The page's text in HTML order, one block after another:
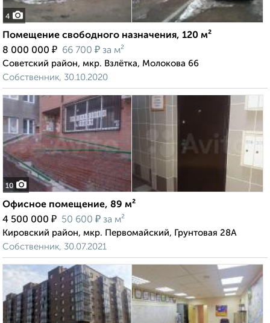
4
Помещение свободного назначения, 120 м²
8 000 000 ₽ 66 700 ₽ за м²
Советский район, мкр. Взлётка, Молокова 66
Собственник, 30.10.2020
10
Офисное помещение, 89 м²
4 500 000 ₽ 50 600 ₽ за м²
Кировский район, мкр. Первомайский, Грунтовая 28А
Собственник, 30.07.2021